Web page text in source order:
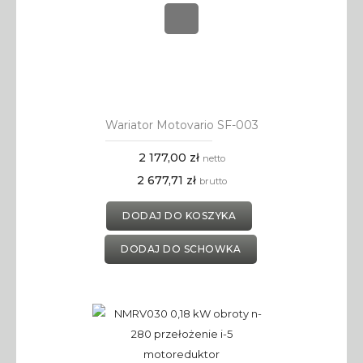
Wariator Motovario SF-003
2 177,00 zł netto
2 677,71 zł brutto
DODAJ DO KOSZYKA
DODAJ DO SCHOWKA